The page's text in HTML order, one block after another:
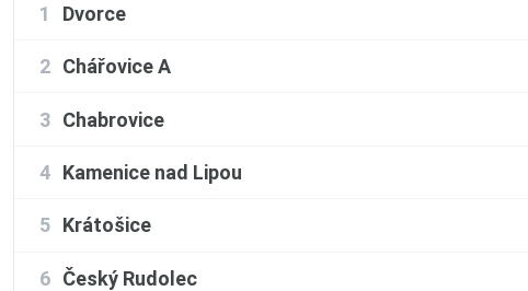
1 Dvorce
2 Chářovice A
3 Chabrovice
4 Kamenice nad Lipou
5 Krátošice
6 Český Rudolec